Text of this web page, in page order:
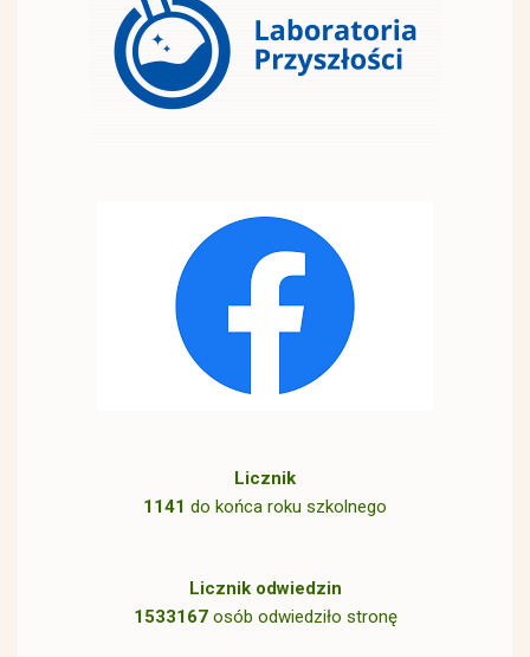
Licznik
1141 do końca roku szkolnego
Licznik odwiedzin
1533167osób odwiedziło stronę